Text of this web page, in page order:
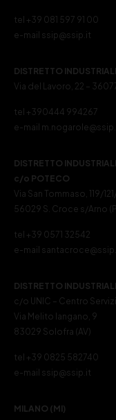
tel +39 081 597 91 00
e-mail ssip@ssip.it
DISTRETTO
Via del Lavoro, 22 –
tel +390444 994267
e-mail
DISTRETTO
c/o POTECO
Via San Tommaso, 119/
56029 S. Croce s/Arno
tel +39 0571 32542
e-mail
DISTRETTO
c/o UNIC – Centro Servizi
Via Melito Iangano, 9
83029 Solofra (AV)
tel +39 0825 582740
e-mail ssip@ssip.it
MILANO (MI)